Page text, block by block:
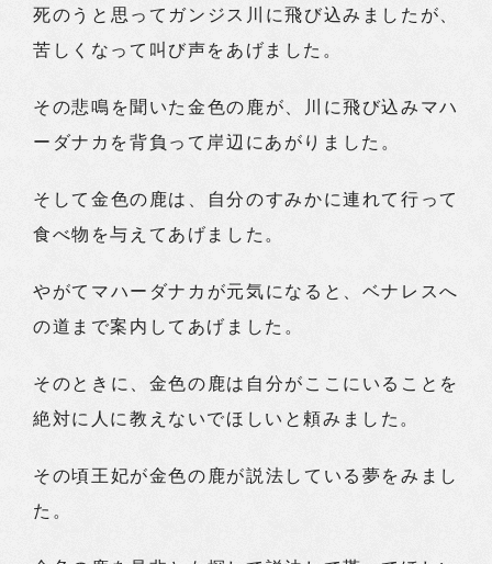
死のうと思ってガンジス川に飛び込みましたが、
苦しくなって叫び声をあげました。
その悲鳴を聞いた金色の鹿が、川に飛び込みマハ
ーダナカを背負って岸辺にあがりました。
そして金色の鹿は、自分のすみかに連れて行って
食べ物を与えてあげました。
やがてマハーダナカが元気になると、ベナレスへ
の道まで案内してあげました。
そのときに、金色の鹿は自分がここにいることを
絶対に人に教えないでほしいと頼みました。
その頃王妃が金色の鹿が説法している夢をみまし
た。